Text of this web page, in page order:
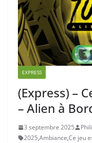
EXPRESS
(Express) –
– Alien à
3 septembre 2025
2025,Ambiance,Ce jeu